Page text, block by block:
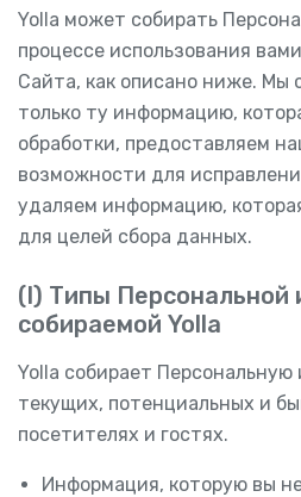
Yolla может собирать
процессе использования
Сайта, как описано ниже. Мы
только ту информацию,
обработки, предоставляем
возможности для
удаляем информацию,
для целей сбора данных.
(I) Типы Персональной
собираемой Yolla
Yolla собирает
текущих, потенциальных и
посетителях и гостях.
Информация, которую вы